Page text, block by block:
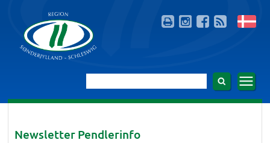
Newsletter Pendlerinfo